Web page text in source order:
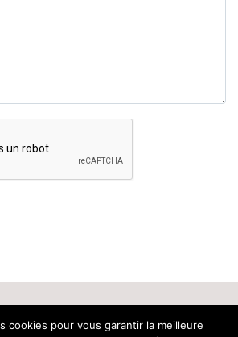
cookies pour vous garantir la meilleure